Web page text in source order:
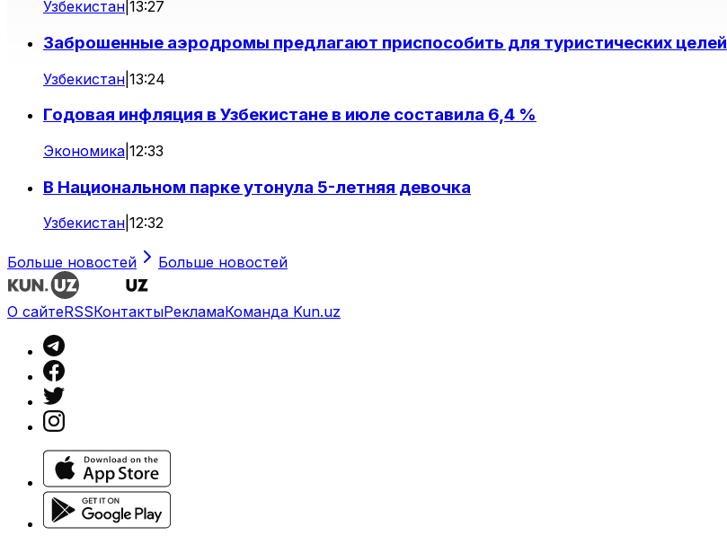
Узбекистан 13:27
Заброшенные аэродромы предлагают приспособить для туристических целей
Узбекистан 13:24
Годовая инфляция в Узбекистане в июле составила 6,4 %
Экономика 12:33
В Национальном парке утонула 5-летняя девочка
Узбекистан 12:32
Больше новостей Больше новостей
О сайтеRSSКонтактыРекламаКоманда Kun.uz